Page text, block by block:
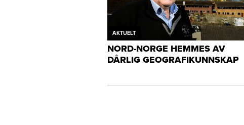
AKTUELT
NORD-NORGE HEMMES AV
DÅRLIG GEOGRAFIKUNNSKAP